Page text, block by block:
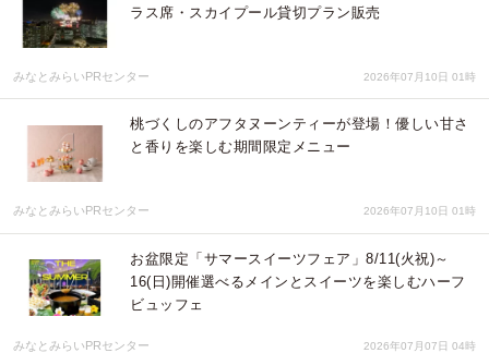
ラス席・スカイプール貸切プラン販売
みなとみらいPRセンター 2026年07月10日 01時
桃づくしのアフタヌーンティーが登場！優しい甘さ
と香りを楽しむ期間限定メニュー
みなとみらいPRセンター 2026年07月10日 01時
お盆限定「サマースイーツフェア」8/11(火祝)～
16(日)開催選べるメインとスイーツを楽しむハーフ
ビュッフェ
みなとみらいPRセンター 2026年07月07日 04時